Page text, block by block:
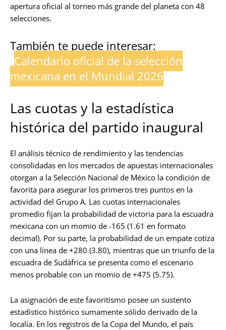
apertura oficial al torneo más grande del planeta con 48
selecciones.
También te puede interesar:
Calendario oficial de la selección
mexicana en el Mundial 2026
Las cuotas y la estadística
histórica del partido inaugural
El análisis técnico de rendimiento y las tendencias
consolidadas en los mercados de apuestas internacionales
otorgan a la Selección Nacional de México la condición de
favorita para asegurar los primeros tres puntos en la
actividad del Grupo A. Las cuotas internacionales
promedio fijan la probabilidad de victoria para la escuadra
mexicana con un momio de -165 (1.61 en formato
decimal). Por su parte, la probabilidad de un empate cotiza
con una línea de +280 (3.80), mientras que un triunfo de la
escuadra de Sudáfrica se presenta como el escenario
menos probable con un momio de +475 (5.75).
La asignación de este favoritismo posee un sustento
estadístico histórico sumamente sólido derivado de la
localía. En los registros de la Copa del Mundo, el país